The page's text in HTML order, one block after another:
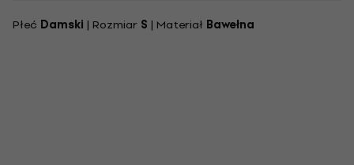
Płeć Damski | Rozmiar S | Materiał Bawełna